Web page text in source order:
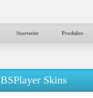
Startseite Produkte
BSPlayer Skins